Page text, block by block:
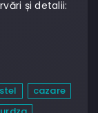
și detalii:
cazare